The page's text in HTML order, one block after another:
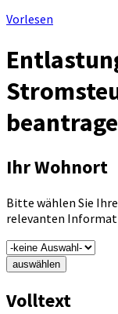
Vorlesen
Ihr Wohnort
Bitte wählen Sie
relevanten
auswählen
Volltext